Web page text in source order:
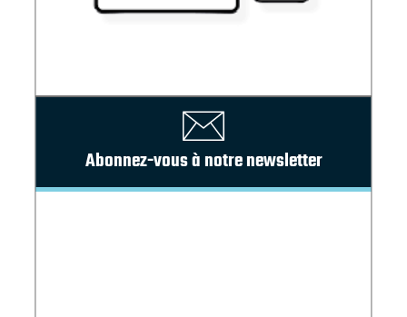
Abonnez-vous à notre newsletter